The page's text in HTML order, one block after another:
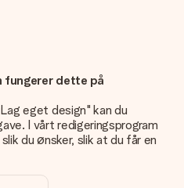
fungerer dette på
eget design" kan du
I vårt redigeringsprogram
du ønsker, slik at du får en